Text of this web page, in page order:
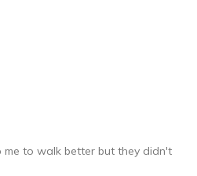
to walk better but they didn't